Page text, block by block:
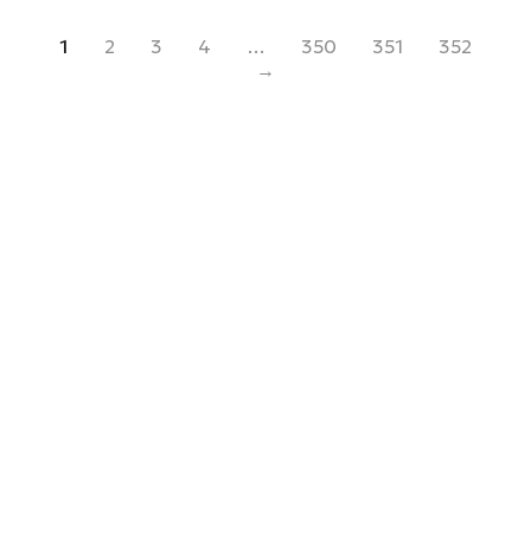
1 2 3 4 … 350 351
352
→